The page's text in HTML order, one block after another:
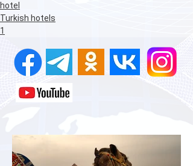
hotel
Turkish hotels
1